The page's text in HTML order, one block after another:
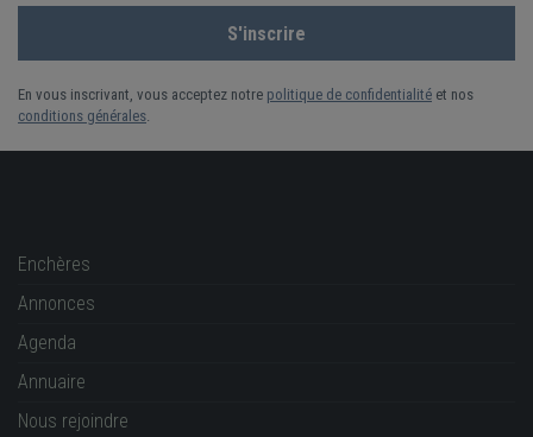
En vous inscrivant, vous acceptez notre politique de confidentialité et nos
conditions générales
Enchères
Annonces
Agenda
Annuaire
Nous rejoindre